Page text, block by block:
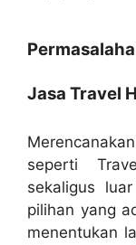
Jasa Travel
seperti
sekaligus
pilihan yang
menentukan